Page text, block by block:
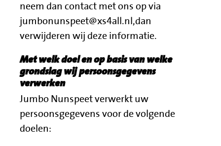
neem dan contact met ons op via
jumbonunspeet@xs4all.nl,dan
verwijderen wij deze informatie.
Met welk doel en op basis van welke
grondslag wij persoonsgegevens
verwerken
Jumbo Nunspeet verwerkt uw
persoonsgegevens voor de volgende
doelen: